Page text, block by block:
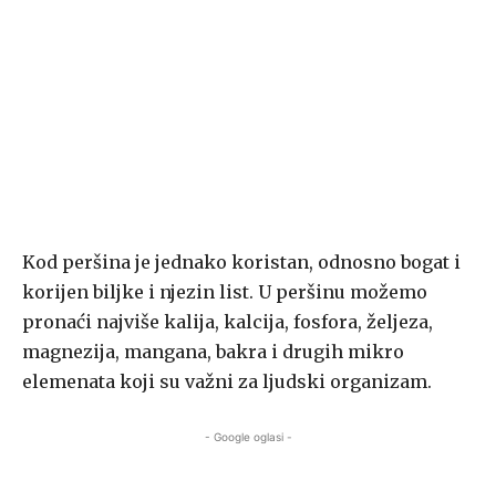
Kod peršina je jednako koristan, odnosno bogat i
korijen biljke i njezin list. U peršinu možemo
pronaći najviše kalija, kalcija, fosfora, željeza,
magnezija, mangana, bakra i drugih mikro
elemenata koji su važni za ljudski organizam.
- Google oglasi -